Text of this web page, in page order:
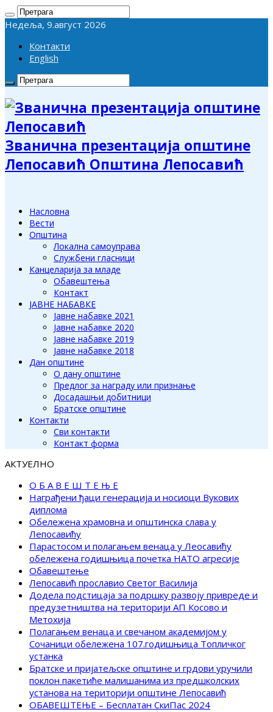
Недеља, 9.август 2026
Контакти
English
Званична презентација општине
Лепосавић Општина Лепосавић
Насловна
Вести
Општина
Локална самоуправа
Службени гласници
Канцеларија за младе
Обавештења
Контакт
ЈАВНЕ НАБАВКЕ
Јавне набавке 2021
Јавне набавке 2020
Јавне набавке 2019
Јавне набавке 2018
Дан општине
О дану општине
Предлог за награду или признање
Досадашњи добитници
Братске општине
Контакти
Сви контакти
Контакт форма
АКТУЕЛНО
О Б А В Е Ш Т Е Њ Е
Награђени ђаци генерација и носиоци Вукових
диплома
Обележена храмовна и општинска слава у
Лепосавићу
Парастосом и полагањем венаца у Леосавићу
обележена годишњица почетка НАТО агресије
Обавештење
Лепосавић прославио Светог Василија
Додела подстицаја за подршку развоју привреде и
предузетништва на територији АП Косово и
Метохија
Полагањем венаца и свечаном академијом у
Сочаници обележена 107.годишњица Топличког
устанка
Братске и пријатељске општине и грдови уручили
поклон пакетиће малишанима из предшколских
установа на територији општине Лепосавић
ОБАВЕШТЕЊЕ – Бесплатан СкиПас 2024